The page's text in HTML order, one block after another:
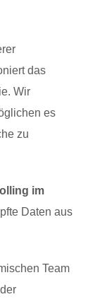
das
Wir
es
zu
im
Daten aus
Team